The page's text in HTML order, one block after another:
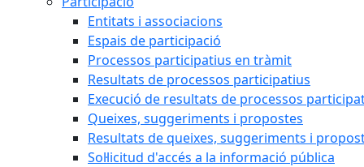
Entitats i associacions
Espais de participació
Processos participatius en tràmit
Resultats de processos participatius
Execució de resultats de processos
Queixes, suggeriments i propostes
Resultats de queixes, suggeriments i
Sol·licitud d'accés a la informació pública